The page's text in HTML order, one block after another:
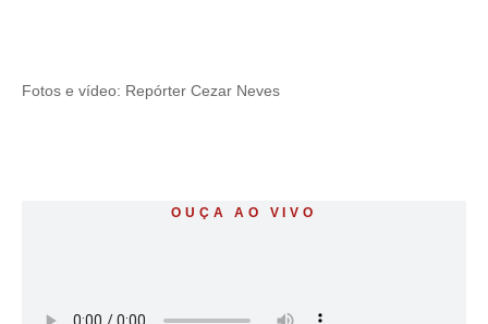
Fotos e vídeo: Repórter Cezar Neves
OUÇA AO VIVO